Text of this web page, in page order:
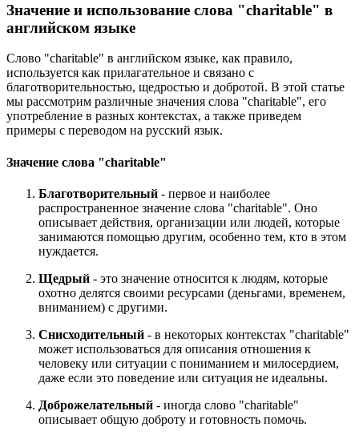
Значение и использование слова "charitable" в
английском языке
Слово "charitable" в английском языке, как правило,
используется как прилагательное и связано с
благотворительностью, щедростью и добротой. В этой статье
мы рассмотрим различные значения слова "charitable", его
употребление в разных контекстах, а также приведем
примеры с переводом на русский язык.
Значение слова "charitable"
Благотворительный - первое и наиболее
распространенное значение слова "charitable". Оно
описывает действия, организации или людей, которые
занимаются помощью другим, особенно тем, кто в этом
нуждается.
Щедрый - это значение относится к людям, которые
охотно делятся своими ресурсами (деньгами, временем,
вниманием) с другими.
Снисходительный - в некоторых контекстах "charitable"
может использоваться для описания отношения к
человеку или ситуации с пониманием и милосердием,
даже если это поведение или ситуация не идеальны.
Доброжелательный - иногда слово "charitable"
описывает общую доброту и готовность помочь.